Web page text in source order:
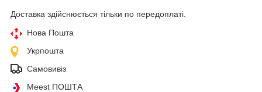
Доставка здійснюється тільки по передоплаті.
Нова Пошта
Укрпошта
Самовивіз
Meest ПОШТА